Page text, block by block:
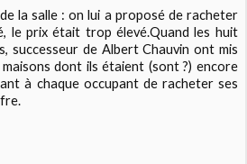
la salle : on lui a proposé de racheter
le prix était trop élevé.Quand les huit
successeur de Albert Chauvin ont mis
dont ils étaient (sont ?) encore
à chaque occupant de racheter ses